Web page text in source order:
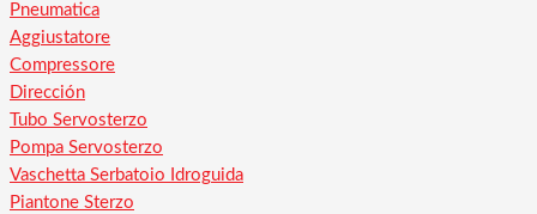
Pneumatica
Aggiustatore
Compressore
Dirección
Tubo Servosterzo
Pompa Servosterzo
Vaschetta Serbatoio Idroguida
Piantone Sterzo